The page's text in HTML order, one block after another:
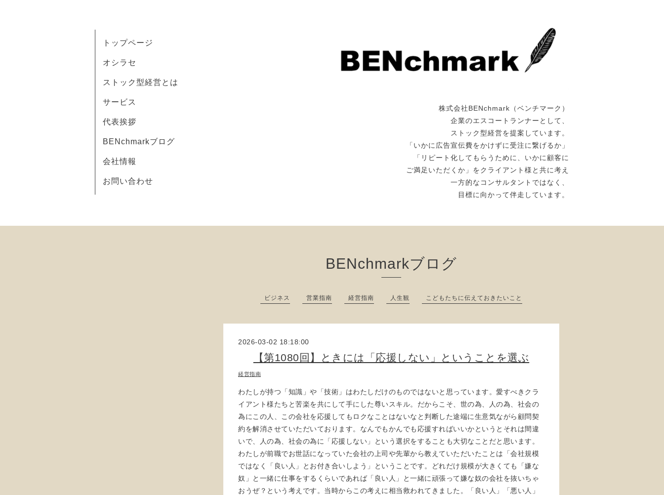
株式会社BENchmark（ベンチマーク）
企業のエスコートランナーとして、
ストック型経営を提案しています。
「いかに広告宣伝費をかけずに受注に繋げるか」
「リピート化してもらうために、いかに顧客に
ご満足いただくか」をクライアント様と共に考え
一方的なコンサルタントではなく、
目標に向かって伴走しています。
トップページ
オシラセ
ストック型経営とは
サービス
代表挨拶
BENchmarkブログ
会社情報
お問い合わせ
BENchmarkブログ
ビジネス 営業指南 経営指南 人生観 こどもたちに伝えておきたいこと
2026-03-02 18:18:00
【第1080回】ときには「応援しない」ということを選ぶ
経営指南
わたしが持つ「知識」や「技術」はわたしだけのものではないと思っています。愛すべきクラ
イアント様たちと苦楽を共にして手にした尊いスキル。だからこそ、世の為、人の為、社会の
為にこの人、この会社を応援してもロクなことはないなと判断した途端に生意気ながら顧問契
約を解消させていただいております。なんでもかんでも応援すればいいかというとそれは間違
いで、人の為、社会の為に「応援しない」という選択をすることも大切なことだと思います。
わたしが前職でお世話になっていた会社の上司や先輩から教えていただいたことは「会社規模
ではなく「良い人」とお付き合いしよう」ということです。どれだけ規模が大きくても「嫌な
奴」と一緒に仕事をするくらいであれば「良い人」と一緒に頑張って嫌な奴の会社を抜いちゃ
おうぜ？という考えです。当時からこの考えに相当救われてきました。「良い人」「悪い人」